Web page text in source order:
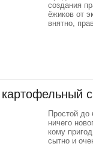
создания
ёжиков от
внятно,
Простой до
ничего
кому
сытно и